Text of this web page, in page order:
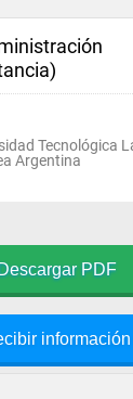
Tecnológica
Argentina
Descargar PDF
información